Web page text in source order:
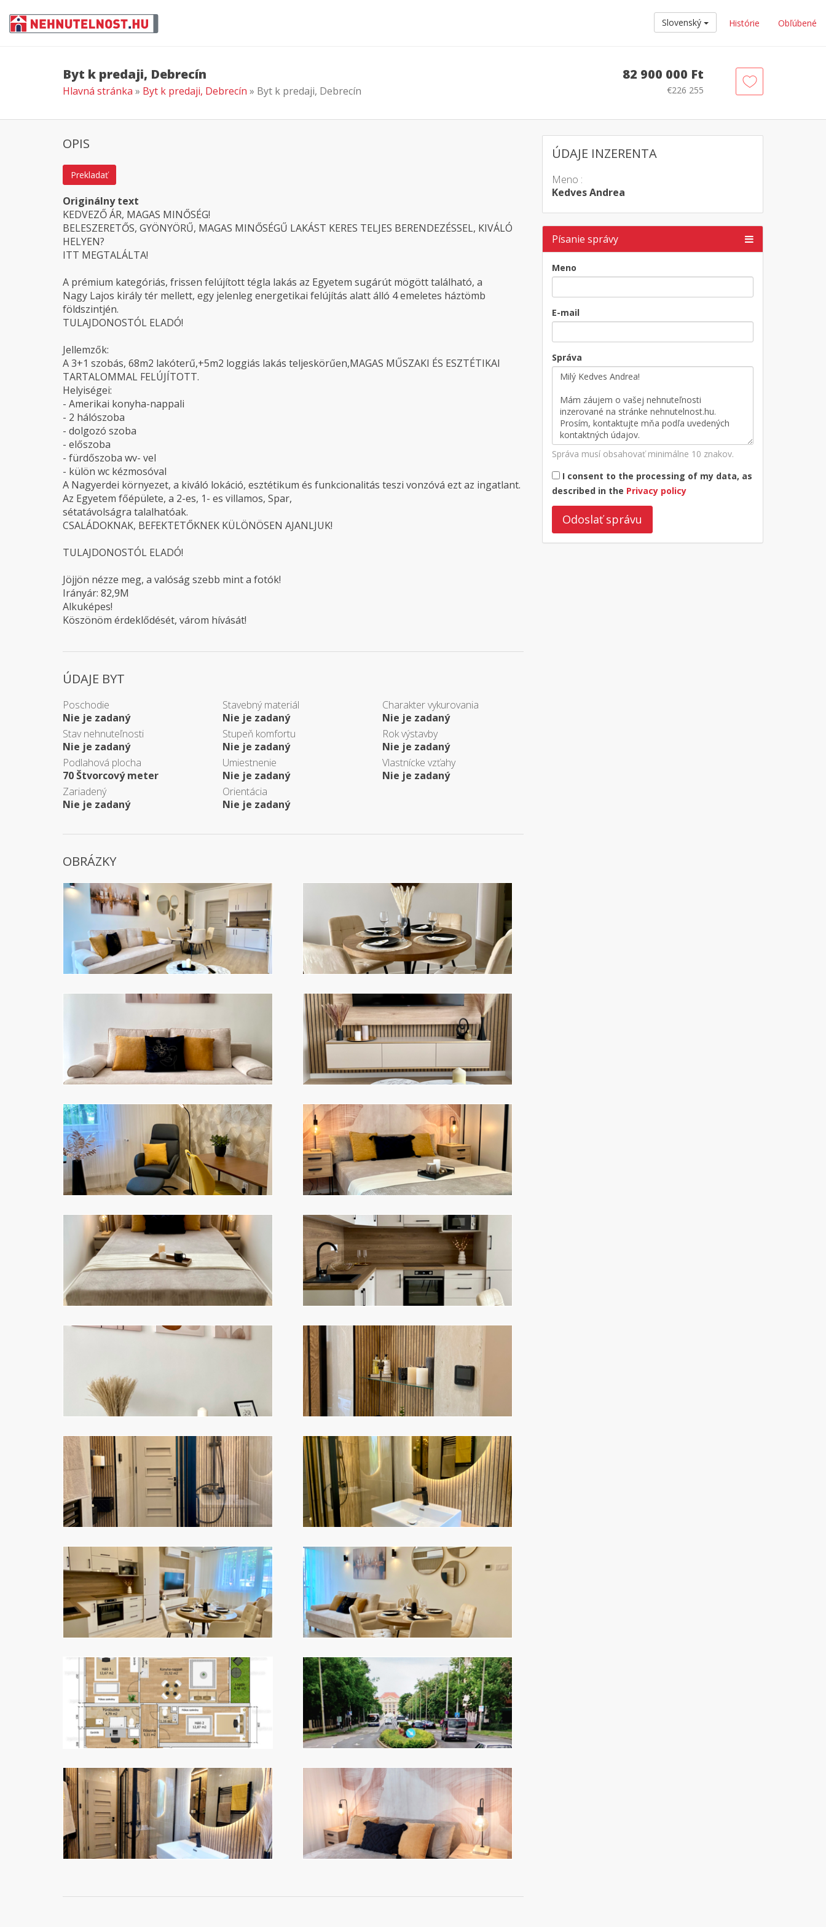
Slovenský Histórie Obľúbené
Byt k predaji, Debrecín
Hlavná stránka » Byt k predaji, Debrecín » Byt k predaji, Debrecín
82 900 000 Ft
€226 255
ÚDAJE INZERENTA
Meno :
Kedves Andrea
Písanie správy
Meno
E-mail
Správa
Správa musí obsahovať minimálne 10 znakov.
I consent to the processing of my data, as
described in the Privacy policy
Odoslať správu
OPIS
Prekladať
Originálny text
KEDVEZŐ ÁR, MAGAS MINŐSÉG!
BELESZERETŐS, GYÖNYÖRŰ, MAGAS MINŐSÉGŰ LAKÁST KERES TELJES BERENDEZÉSSEL, KIVÁLÓ
HELYEN?
ITT MEGTALÁLTA!
A prémium kategóriás, frissen felújított tégla lakás az Egyetem sugárút mögött található, a
Nagy Lajos király tér mellett, egy jelenleg energetikai felújítás alatt álló 4 emeletes háztömb
földszintjén.
TULAJDONOSTÓL ELADÓ!
Jellemzők:
A 3+1 szobás, 68m2 lakóterű,+5m2 loggiás lakás teljeskörűen,MAGAS MŰSZAKI ÉS ESZTÉTIKAI
TARTALOMMAL FELÚJÍTOTT.
Helyiségei:
- Amerikai konyha-nappali
- 2 hálószoba
- dolgozó szoba
- előszoba
- fürdőszoba wv- vel
- külön wc kézmosóval
A Nagyerdei környezet, a kiváló lokáció, esztétikum és funkcionalitás teszi vonzóvá ezt az ingatlant.
Az Egyetem főépülete, a 2-es, 1- es villamos, Spar,
sétatávolságra talalhatóak.
CSALÁDOKNAK, BEFEKTETŐKNEK KÜLÖNÖSEN AJANLJUK!
TULAJDONOSTÓL ELADÓ!
Jöjjön nézze meg, a valóság szebb mint a fotók!
Irányár: 82,9M
Alkuképes!
Köszönöm érdeklődését, várom hívását!
ÚDAJE BYT
Poschodie
Nie je zadaný
Stavebný materiál
Nie je zadaný
Charakter vykurovania
Nie je zadaný
Stav nehnuteľnosti
Nie je zadaný
Stupeň komfortu
Nie je zadaný
Rok výstavby
Nie je zadaný
Podlahová plocha
70 Štvorcový meter
Umiestnenie
Nie je zadaný
Vlastnícke vzťahy
Nie je zadaný
Zariadený
Nie je zadaný
Orientácia
Nie je zadaný
OBRÁZKY